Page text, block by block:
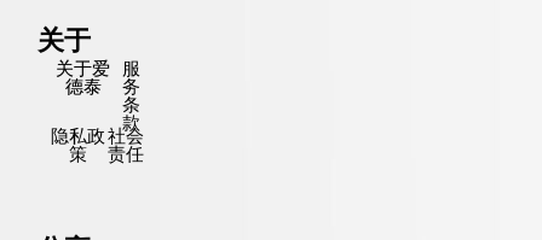
关于
关于爱
德泰
服
务
条
款
隐私政
策
社会
责任